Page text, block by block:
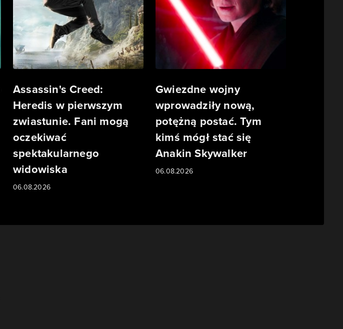
Assassin's Creed:
Heredis w pierwszym
zwiastunie. Fani mogą
oczekiwać
spektakularnego
widowiska
06.08.2026
Gwiezdne wojny
wprowadziły nową,
potężną postać. Tym
kimś mógł stać się
Anakin Skywalker
06.08.2026